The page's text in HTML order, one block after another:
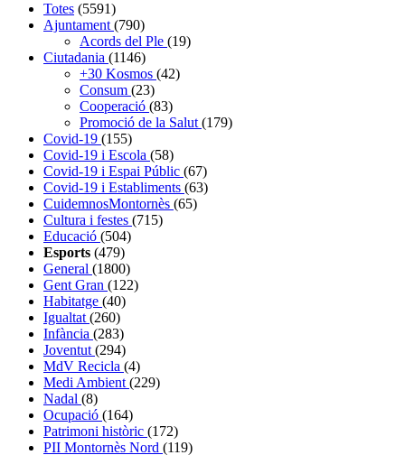
Totes (5591)
Ajuntament (790)
Acords del Ple (19)
Ciutadania (1146)
+30 Kosmos (42)
Consum (23)
Cooperació (83)
Promoció de la Salut (179)
Covid-19 (155)
Covid-19 i Escola (58)
Covid-19 i Espai Públic (67)
Covid-19 i Establiments (63)
CuidemnosMontornès (65)
Cultura i festes (715)
Educació (504)
Esports (479)
General (1800)
Gent Gran (122)
Habitatge (40)
Igualtat (260)
Infància (283)
Joventut (294)
MdV Recicla (4)
Medi Ambient (229)
Nadal (8)
Ocupació (164)
Patrimoni històric (172)
PII Montornès Nord (119)